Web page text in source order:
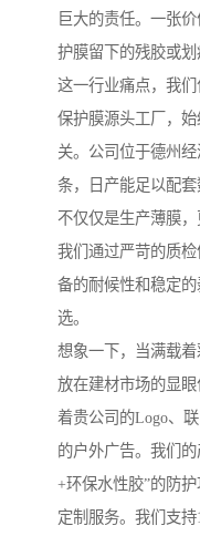
巨大的责任。一张
护膜留下的残胶或
这一行业痛点，我
保护膜源头工厂，
关。公司位于德州
条，日产能足以配
不仅仅是生产薄膜，
我们通过严苛的质
备的耐候性和稳定
选。
想象一下，当满载
放在建材市场的显
着贵公司的Logo、
的户外广告。我们
+环保水性胶”的防
定制服务。我们支